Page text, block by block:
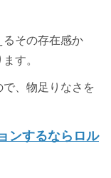
その存在感か
す。
、物足りなさを
ンするならロル